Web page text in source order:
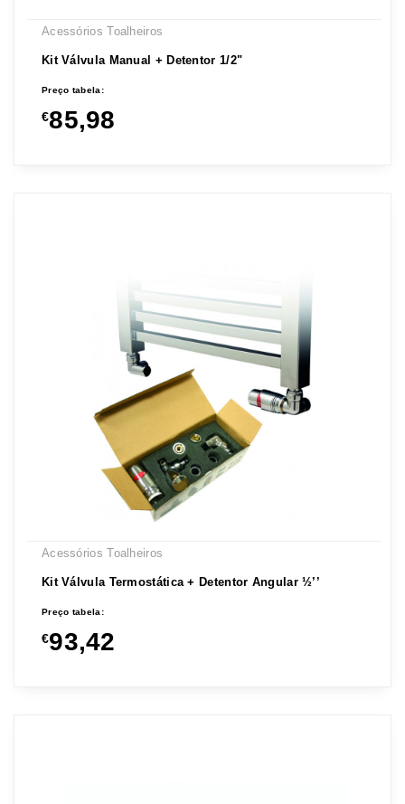
Acessórios Toalheiros
Kit Válvula Manual + Detentor 1/2"
Preço tabela:
€85,98
Acessórios Toalheiros
Kit Válvula Termostática + Detentor Angular ½’’
Preço tabela:
€93,42